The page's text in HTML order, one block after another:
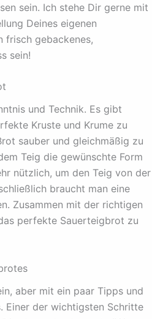
sein. Ich stehe Dir gerne mit
Deines eigenen
frisch gebackenes,
sein!
und Technik. Es gibt
Kruste und Krume zu
sauber und gleichmäßig zu
Teig die gewünschte Form
nützlich, um den Teig von der
braucht man eine
Zusammen mit der richtigen
perfekte Sauerteigbrot zu
aber mit ein paar Tipps und
Einer der wichtigsten Schritte